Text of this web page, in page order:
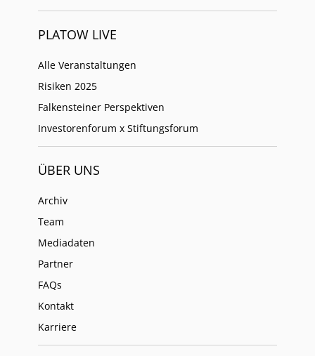
PLATOW LIVE
Alle Veranstaltungen
Risiken 2025
Falkensteiner Perspektiven
Investorenforum x Stiftungsforum
ÜBER UNS
Archiv
Team
Mediadaten
Partner
FAQs
Kontakt
Karriere